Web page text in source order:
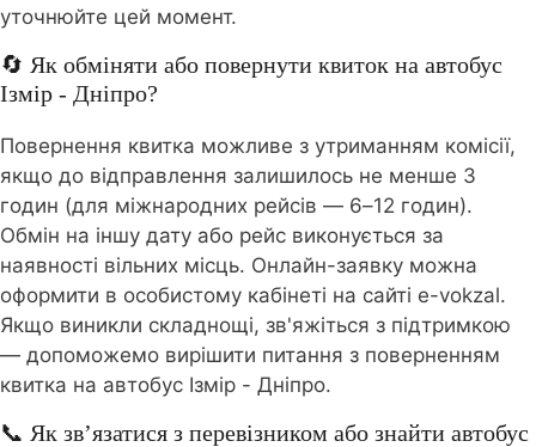
уточнюйте цей момент.
🔄 Як обміняти або повернути квиток на автобус
Ізмір - Дніпро?
Повернення квитка можливе з утриманням комісії,
якщо до відправлення залишилось не менше 3
годин (для міжнародних рейсів — 6–12 годин).
Обмін на іншу дату або рейс виконується за
наявності вільних місць. Онлайн-заявку можна
оформити в особистому кабінеті на сайті e-vokzal.
Якщо виникли складнощі, зв'яжіться з підтримкою
— допоможемо вирішити питання з поверненням
квитка на автобус Ізмір - Дніпро.
📞 Як зв’язатися з перевізником або знайти автобус